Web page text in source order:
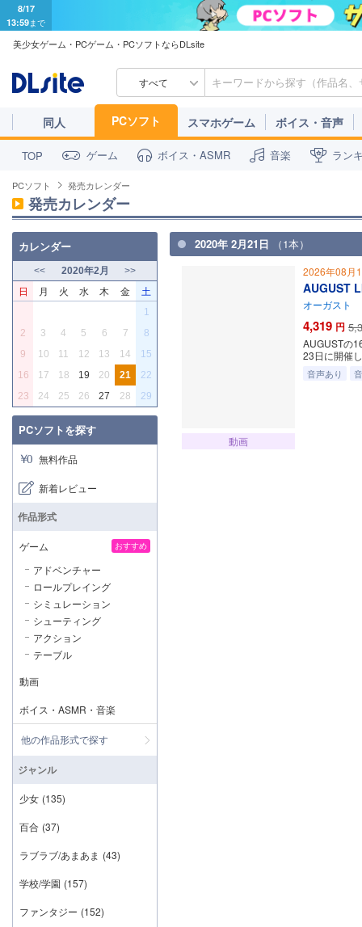
8/17
13:59まで
美少女ゲーム・PCゲーム・PCソフトならDLsite
すべて
同人 PCソフト スマホゲーム ボイス・音声
TOP ゲーム ボイス・ASMR 音楽 ラン
PCソフト 発売カレンダー
発売カレンダー
2020年 2月21日 （1本）
動画
2026年08月
AUGUST
オーガスト
4,319 円
AUGUSTの
23日に開催
音声あり
カレンダー
<< 2020年2月 >>
日 月 火 水 木 金 土
1
2
3 4 5 6 7
8
9
10 11 12 13 14
15
16
17 18 19 20 21
22
23
24 25 26 27 28 29
PCソフトを探す
無料作品
新着レビュー
作品形式
ゲーム おすすめ
アドベンチャー
ロールプレイング
シミュレーション
シューティング
アクション
テーブル
動画
ボイス・ASMR・音楽
他の作品形式で探す
ジャンル
少女 (135)
百合 (37)
ラブラブ/あまあま (43)
学校/学園 (157)
ファンタジー (152)